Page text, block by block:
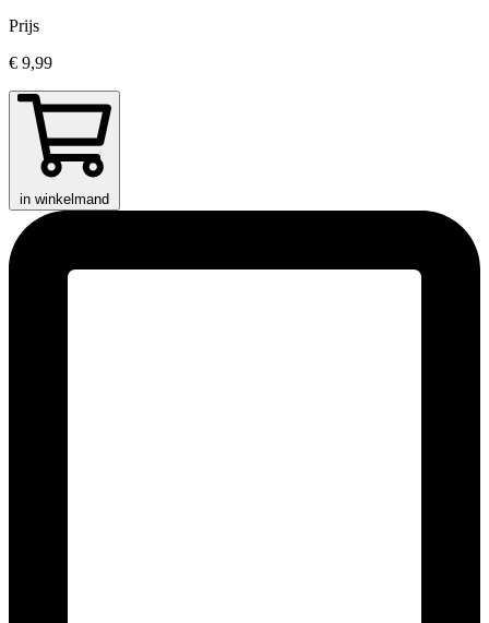
Prijs
€ 9,99
in winkelmand